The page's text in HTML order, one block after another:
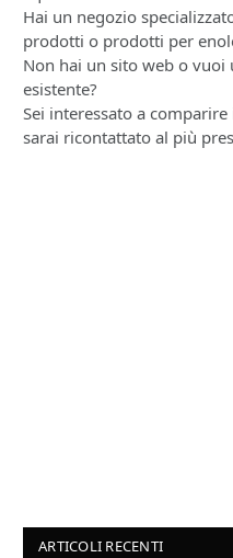
Hai un negozio
prodotti o prodotti per
Non hai un sito web o
esistente?
Sei interessato a
sarai ricontattato al più
ARTICOLI RECENTI